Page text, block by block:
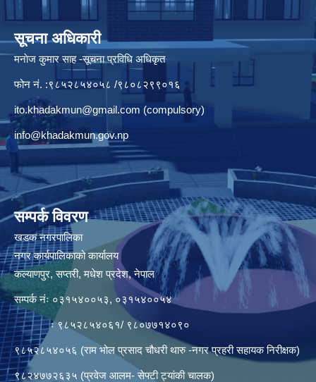
सूचना अधिकारी
मनाेज कुमार साह -सूचना प्रविधि अधिकृत
फोन नं. :९८५२८५४०५८ /९८०८२९९०१६
ito.khadakmun@gmail.com (compulsory)
info@khadakmun.gov.np
सम्पर्क विवरण
खडक नगरपालिका
नगर कार्यपालिकाको कार्यालय
कल्याणपुर, सप्तरी, मधेश प्रदेश, नेपाल
सम्पर्क नंः ०३१५४००५३, ०३१५४००५४
ः ९८५२८५४०६१/ ९८०७७१४०९०
९८५२८५४०५६ (राम भोल प्रसाद चौधरी थारु -नगर प्रहरी सहायक निरीक्षक)
९८२४७७२६३५ (प्रवेज आलम- सेफ्टी ट्यांकी चालक)